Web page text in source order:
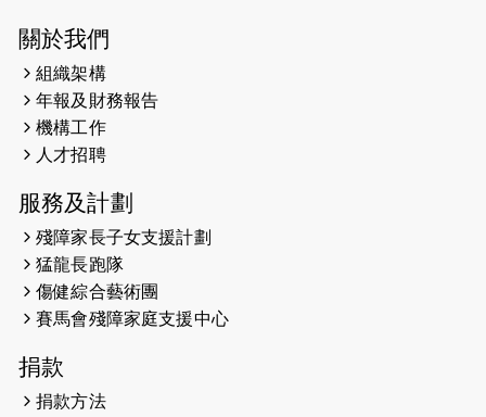
2026-05-28
2026-05-22
2026-05-21
2026-05-14
（19:00開始）
2026-05-07
開始）
2026-04-30
關於我們
組織架構
年報及財務報告
機構工作
人才招聘
服務及計劃
殘障家長子女支援計劃
猛龍長跑隊
傷健綜合藝術團
賽馬會殘障家庭支援中心
捐款
捐款方法